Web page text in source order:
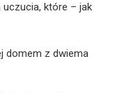
uczucia, które – jak
domem z dwiema